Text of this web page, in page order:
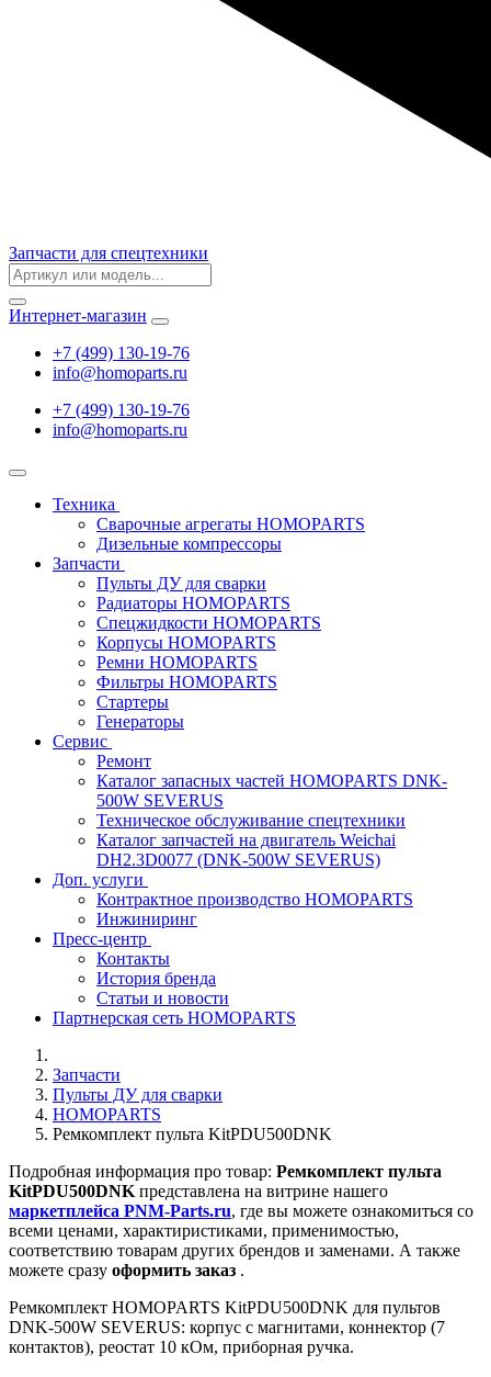
Запчасти для спецтехники
Интернет-магазин
+7 (499) 130-19-76
info@homoparts.ru
+7 (499) 130-19-76
info@homoparts.ru
Техника
Сварочные агрегаты HOMOPARTS
Дизельные компрессоры
Запчасти
Пульты ДУ для сварки
Радиаторы HOMOPARTS
Спецжидкости HOMOPARTS
Корпусы HOMOPARTS
Ремни HOMOPARTS
Фильтры HOMOPARTS
Стартеры
Генераторы
Сервис
Ремонт
Каталог запасных частей HOMOPARTS DNK-
500W SEVERUS
Техническое обслуживание спецтехники
Каталог запчастей на двигатель Weichai
DH2.3D0077 (DNK-500W SEVERUS)
Доп. услуги
Контрактное производство HOMOPARTS
Инжиниринг
Пресс-центр
Контакты
История бренда
Статьи и новости
Партнерская сеть HOMOPARTS
Запчасти
Пульты ДУ для сварки
HOMOPARTS
Ремкомплект пульта KitPDU500DNK
Подробная информация про товар: Ремкомплект пульта
KitPDU500DNK представлена на витрине нашего
маркетплейса PNM-Parts.ru, где вы можете ознакомиться со
всеми ценами, характиристиками, применимостью,
соответствию товарам других брендов и заменами. А также
можете сразу оформить заказ .
Ремкомплект HOMOPARTS KitPDU500DNK для пультов
DNK-500W SEVERUS: корпус с магнитами, коннектор (7
контактов), реостат 10 кОм, приборная ручка.